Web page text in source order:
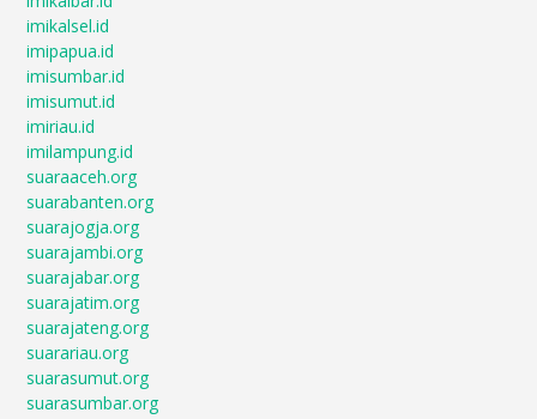
imikalsel.id
imipapua.id
imisumbar.id
imisumut.id
imiriau.id
imilampung.id
suaraaceh.org
suarabanten.org
suarajogja.org
suarajambi.org
suarajabar.org
suarajatim.org
suarajateng.org
suarariau.org
suarasumut.org
suarasumbar.org